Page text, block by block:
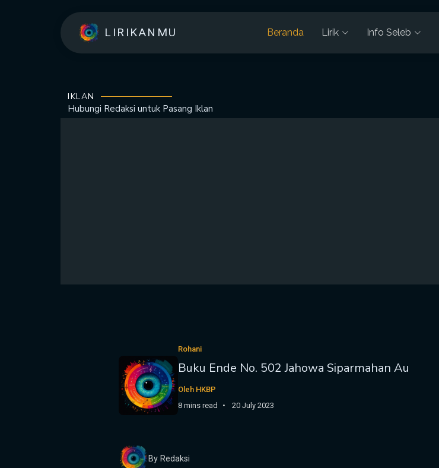
LIRIKANMU Beranda Lirik Info Seleb
IKLAN
Hubungi Redaksi untuk Pasang Iklan
Rohani
Buku Ende No. 502 Jahowa Siparmahan Au
Oleh HKBP
8 mins read
20 July 2023
By Redaksi